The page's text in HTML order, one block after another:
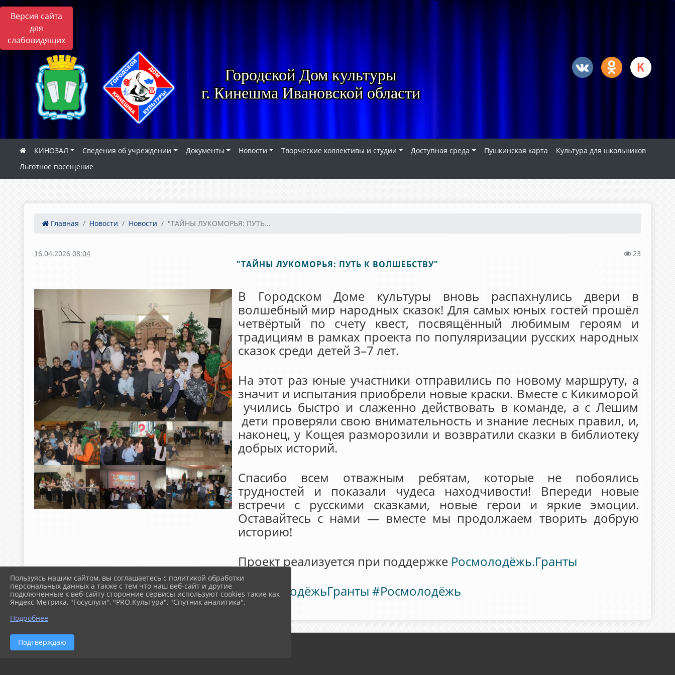
Версия сайта
для
слабовидящих
Городской Дом культуры
г. Кинешма Ивановской области
КИНОЗАЛ Сведения об учреждении Документы Новости Творческие коллективы и студии Доступная среда Пушкинская карта
Культура для школьников
Льготное посещение
Главная Новости Новости "ТАЙНЫ ЛУКОМОРЬЯ: ПУТЬ...
16.04.2026 08:04 23
"ТАЙНЫ ЛУКОМОРЬЯ: ПУТЬ К ВОЛШЕБСТВУ"
В Городском Доме культуры вновь распахнулись двери в
волшебный мир народных сказок! Для самых юных гостей прошёл
четвёртый по счету квест, посвящённый любимым героям и
традициям в рамках проекта по популяризации русских народных
сказок среди детей 3–7 лет.
На этот раз юные участники отправились по новому маршруту, а
значит и испытания приобрели новые краски. Вместе с Кикиморой
учились быстро и слаженно действовать в команде, а с Лешим
дети проверяли свою внимательность и знание лесных правил, и,
наконец, у Кощея разморозили и возвратили сказки в библиотеку
добрых историй.
Спасибо всем отважным ребятам, которые не побоялись
трудностей и показали чудеса находчивости! Впереди новые
встречи с русскими сказками, новые герои и яркие эмоции.
Оставайтесь с нами — вместе мы продолжаем творить добрую
историю!
Проект реализуется при поддержке Росмолодёжь.Гранты
#РосмолодёжьГранты #Росмолодёжь
Пользуясь нашим сайтом, вы соглашаетесь с политикой обработки
персональных данных а также с тем что наш веб-сайт и другие
подключенные к веб-сайту сторонние сервисы используют cookies такие как
Яндекс Метрика, "Госуслуги", "PRO.Культура", "Спутник аналитика".
Подробнее
Подтверждаю